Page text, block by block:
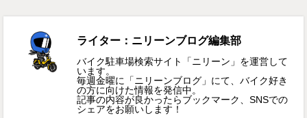
ライター：ニリーンブログ編集部
バイク駐車場検索サイト「ニリーン」を運営して
います。
毎週金曜に「ニリーンブログ」にて、バイク好き
の方に向けた情報を発信中。
記事の内容が良かったらブックマーク、SNSでの
シェアをお願いします！